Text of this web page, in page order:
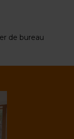
de bureau